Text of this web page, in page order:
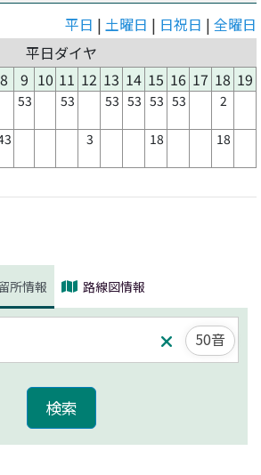
平日 | 土曜日 | 日祝日 | 全曜日
平日ダイヤ
8 9 10 11 12 13 14 15 16 17 18 19
53 53 53 53 53 53 2
3 18 18
所情報 路線図情報
50音